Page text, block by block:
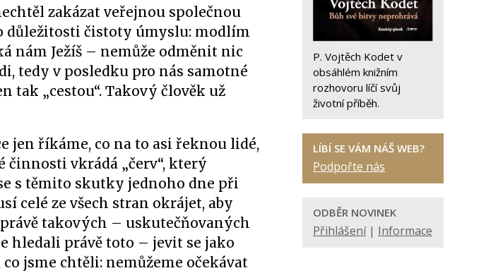
zakázat veřejnou společnou
důležitosti čistoty úmyslu: modlím
nám Ježíš – nemůže odměnit nic
tedy v posledku pro nás samotné
tak „cestou“. Takový člověk už
jen říkáme, co na to asi řeknou lidé,
činnosti vkrádá „červ“, který
s těmito skutky jednoho dne při
celé ze všech stran okrájet, aby
takových – uskutečňovaných
hledali právě toto – jevit se jako
jsme chtěli: nemůžeme očekávat
P. Vojtěch Kodet v
obsáhlém knižním
rozhovoru líčí svůj
životní příběh.
LÍBÍ SE VÁM NÁŠ WEB?
Podpořte nás
ODBĚR NOVINEK
Přihlášení| Informace